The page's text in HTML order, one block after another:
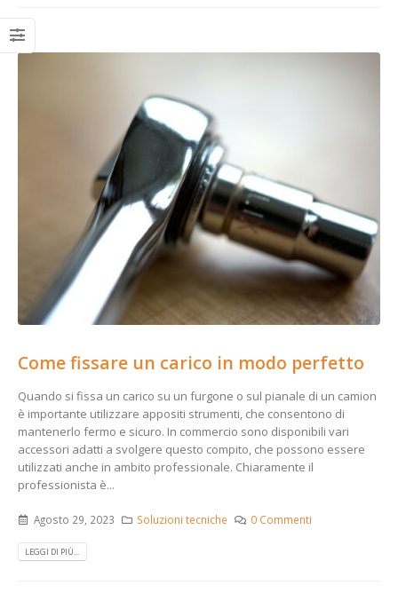
Come fissare un carico in modo perfetto
Quando si fissa un carico su un furgone o sul pianale di un camion
è importante utilizzare appositi strumenti, che consentono di
mantenerlo fermo e sicuro. In commercio sono disponibili vari
accessori adatti a svolgere questo compito, che possono essere
utilizzati anche in ambito professionale. Chiaramente il
professionista è...
Agosto 29, 2023 Soluzioni tecniche 0 Commenti
LEGGI DI PIÙ...